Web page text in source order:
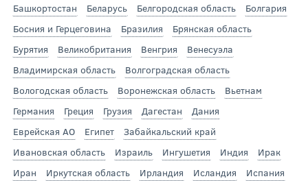
Башкортостан
Беларусь Белгородская область
Болгария
Босния и Герцеговина
Бразилия
Брянская область
Бурятия
Великобритания Венгрия
Венесуэла
Владимирская область
Волгоградская область
Вологодская область
Воронежская область
Вьетнам
Германия
Греция Грузия Дагестан
Дания
Еврейская АО
Египет
Забайкальский край
Ивановская область
Израиль Ингушетия Индия
Ирак
Иран
Иркутская область Ирландия Исландия
Испания